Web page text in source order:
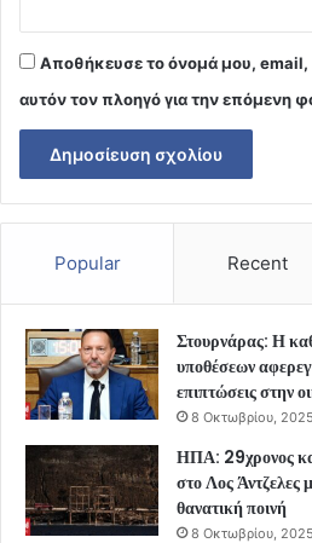
Αποθήκευσε το όνομά μου, email,
αυτόν τον πλοηγό για την επόμενη
Popular Recent
Στουρνάρας: Η
υποθέσεων
επιπτώσεις στην
8 Οκτωβρίου, 2025
ΗΠΑ: 29χρονος
στο Λος Άντζελες
θανατική ποινή
8 Οκτωβρίου, 2025